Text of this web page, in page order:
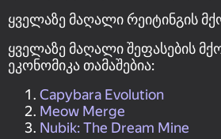
ყველაზე მაღალი რეიტინგის
ყველაზე მაღალი შეფასების
ეკონომიკა თამაშებია:
Capybara Evolution
Meow Merge
Nubik: The Dream Mine